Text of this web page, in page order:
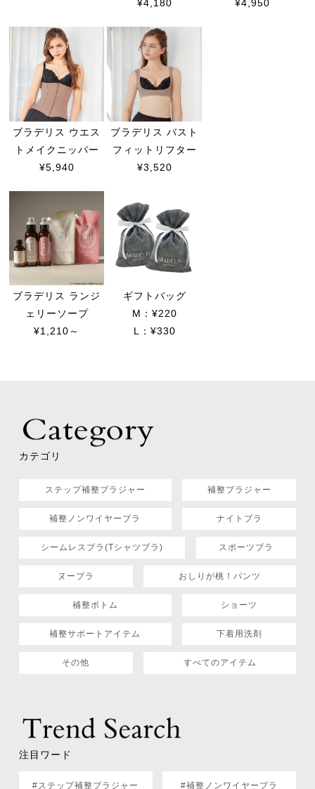
¥4,180 ¥4,950
ブラデリス ウエス
トメイクニッパー
¥5,940
ブラデリス バスト
フィットリフター
¥3,520
ブラデリス ランジ
ェリーソープ
¥1,210～
ギフトバッグ
M：¥220
L：¥330
カテゴリ
ステップ補整ブラジャー 補整ブラジャー
補整ノンワイヤーブラ ナイトブラ
シームレスブラ(Tシャツブラ) スポーツブラ
ヌーブラ おしりが桃！パンツ
補整ボトム ショーツ
補整サポートアイテム 下着用洗剤
その他 すべてのアイテム
注目ワード
#ステップ補整ブラジャー #補整ノンワイヤーブラ